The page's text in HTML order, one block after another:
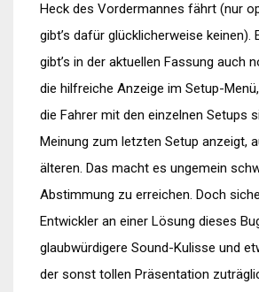
Heck des Vordermannes fährt (nur
gibt’s dafür glücklicherweise keinen).
gibt’s in der aktuellen Fassung auch
die hilfreiche Anzeige im Setup-
die Fahrer mit den einzelnen Setups
Meinung zum letzten Setup anzeigt,
älteren. Das macht es ungemein
Abstimmung zu erreichen. Doch
Entwickler an einer Lösung dieses
glaubwürdigere Sound-Kulisse und
der sonst tollen Präsentation